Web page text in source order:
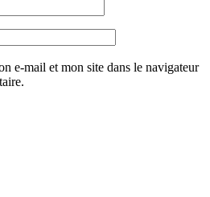
e-mail et mon site dans le navigateur